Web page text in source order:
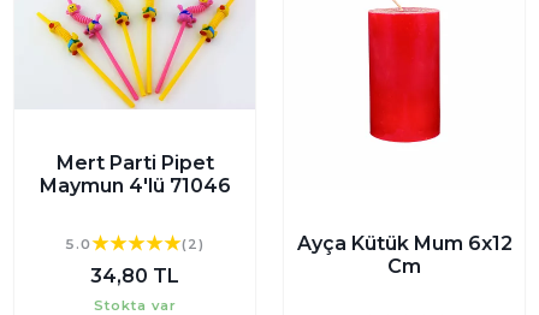
Mert Parti Pipet
Maymun 4'lü 71046
5.0 (2)
34,80 TL
Stokta var
Ayça Kütük Mum 6x12
Cm